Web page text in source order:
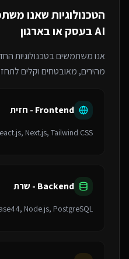
הטכנולוגיות שאנו
AI בעסק או בארגון
אנו משתמשים בטכנולוגיות
מהירים, מאובטחים וקלים
Frontend - חזית
Next.js, Tailwind CSS
Backend - שרת
Node.js, PostgreSQL